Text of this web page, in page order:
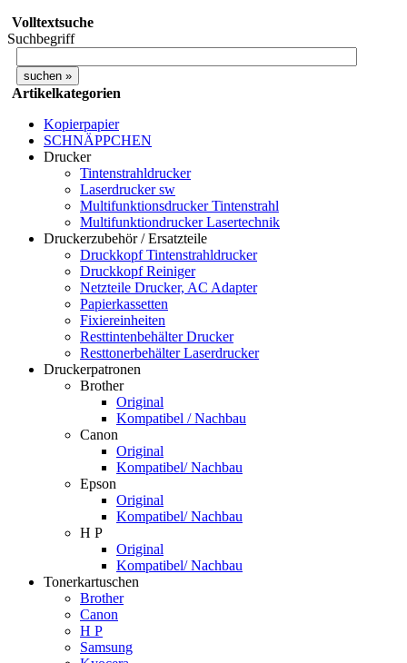
Volltextsuche
Suchbegriff
Artikelkategorien
Kopierpapier
SCHNÄPPCHEN
Drucker
Tintenstrahldrucker
Laserdrucker sw
Multifunktionsdrucker Tintenstrahl
Multifunktiondrucker Lasertechnik
Druckerzubehör / Ersatzteile
Druckkopf Tintenstrahldrucker
Druckkopf Reiniger
Netzteile Drucker, AC Adapter
Papierkassetten
Fixiereinheiten
Resttintenbehälter Drucker
Resttonerbehälter Laserdrucker
Druckerpatronen
Brother
Original
Kompatibel / Nachbau
Canon
Original
Kompatibel/ Nachbau
Epson
Original
Kompatibel/ Nachbau
H P
Original
Kompatibel/ Nachbau
Tonerkartuschen
Brother
Canon
H P
Samsung